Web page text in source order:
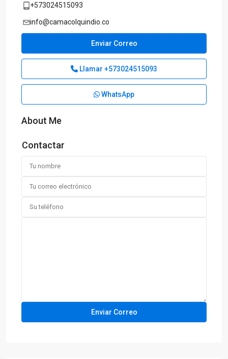
+573024515093
info@camacolquindio.co
Enviar Correo
Llamar +573024515093
WhatsApp
About Me
Contactar